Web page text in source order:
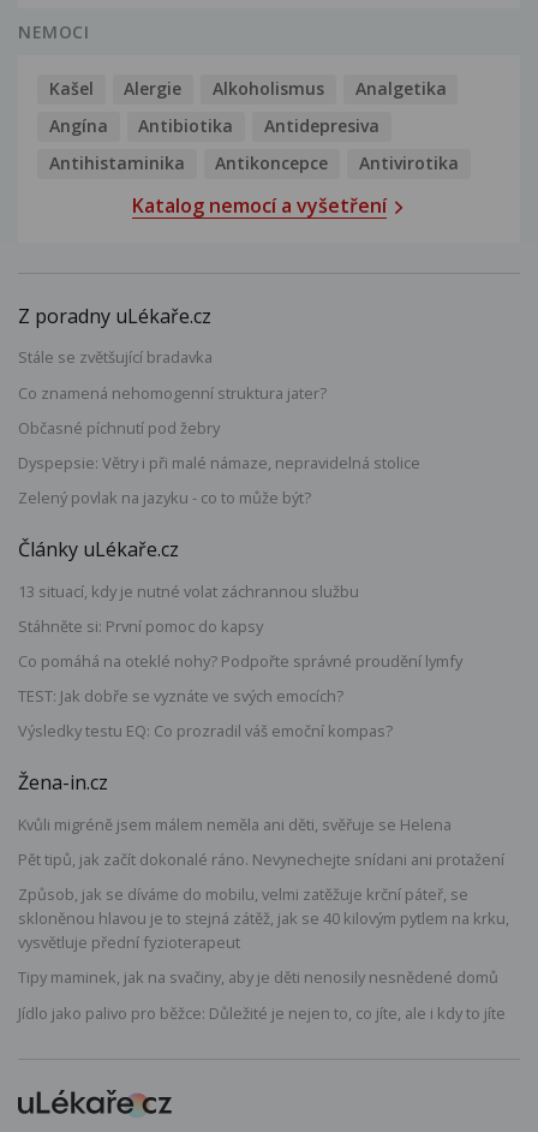
NEMOCI
Kašel Alergie Alkoholismus
Analgetika
Angína
Antibiotika
Antidepresiva
Antihistaminika
Antikoncepce Antivirotika
Katalog nemocí a vyšetření
Z poradny uLékaře.cz
Stále se zvětšující bradavka
Co znamená nehomogenní struktura jater?
Občasné píchnutí pod žebry
Dyspepsie: Větry i při malé námaze, nepravidelná stolice
Zelený povlak na jazyku - co to může být?
Články uLékaře.cz
13 situací, kdy je nutné volat záchrannou službu
Stáhněte si: První pomoc do kapsy
Co pomáhá na oteklé nohy? Podpořte správné proudění lymfy
TEST: Jak dobře se vyznáte ve svých emocích?
Výsledky testu EQ: Co prozradil váš emoční kompas?
Žena-in.cz
Kvůli migréně jsem málem neměla ani děti, svěřuje se Helena
Pět tipů, jak začít dokonalé ráno. Nevynechejte snídani ani protažení
Způsob, jak se díváme do mobilu, velmi zatěžuje krční páteř, se
skloněnou hlavou je to stejná zátěž, jak se 40 kilovým pytlem na krku,
vysvětluje přední fyzioterapeut
Tipy maminek, jak na svačiny, aby je děti nenosily nesnědené domů
Jídlo jako palivo pro běžce: Důležité je nejen to, co jíte, ale i kdy to jíte